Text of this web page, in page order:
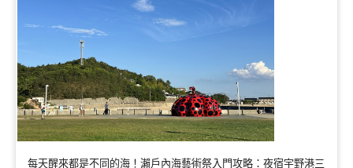
每天醒來都是不同的海！瀨戶內海藝術祭入門攻略：夜宿宇野港三